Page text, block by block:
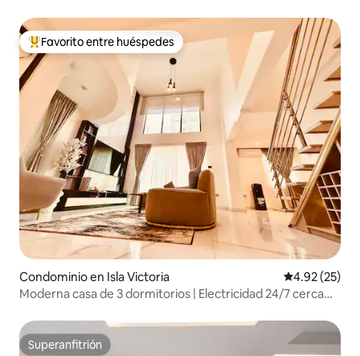
De los mejores en Favorito entre huéspedes
Favorito entre huéspedes
Condominio en Isla Victoria Calificación
4.92 (25)
Moderna casa de 3 dormitorios | Electricidad 24/7 cerca
Superanfitrión
Superanfitrión